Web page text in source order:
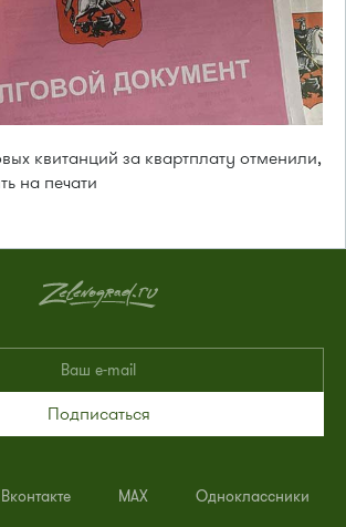
квитанций за квартплату отменили,
на печати
Подписаться
Вконтакте MAX Одноклассники